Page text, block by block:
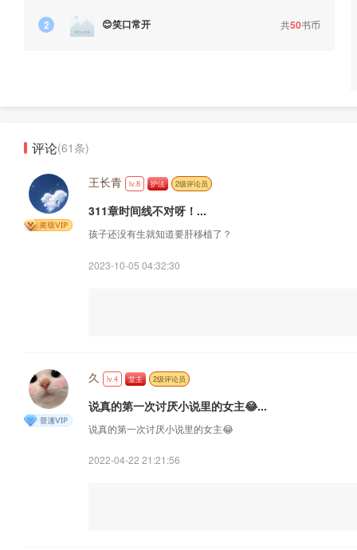
2 😊笑口常开 共50书币
评论(61条)
王长青 lv.8 护法 2级评论员
311章时间线不对呀！...
孩子还没有生就知道要肝移植了？
2023-10-05 04:32:30
久 lv.4 堂主 2级评论员
说真的第一次讨厌小说里的女主😂...
说真的第一次讨厌小说里的女主😂
2022-04-22 21:21:56